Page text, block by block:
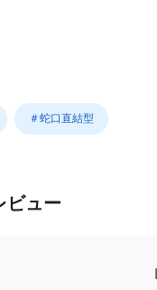
＃蛇口直結型